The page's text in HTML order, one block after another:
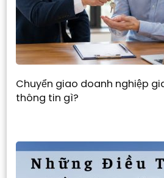
Chuyển giao doanh nghiệp
thông tin gì?